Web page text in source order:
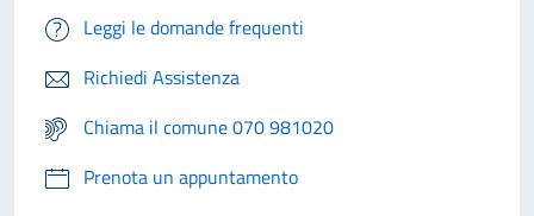
Leggi le domande frequenti
Richiedi Assistenza
Chiama il comune 070 981020
Prenota un appuntamento